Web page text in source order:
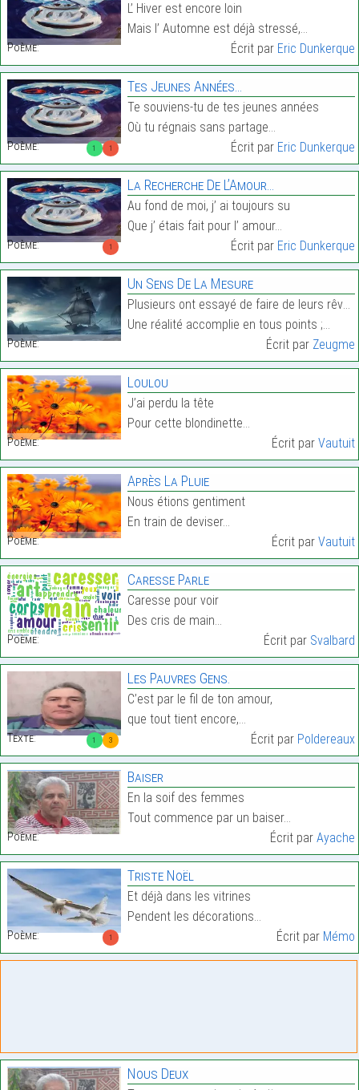
Poème:
L’ Hiver est encore loin
Mais l’ Automne est déjà stressé,…
Écrit par Eric Dunkerque
1 1
Poème:
Tes Jeunes Années…
Te souviens-tu de tes jeunes années
Où tu régnais sans partage…
Écrit par Eric Dunkerque
1
Poème:
La Recherche De L’Amour…
Au fond de moi, j’ ai toujours su
Que j’ étais fait pour l’ amour…
Écrit par Eric Dunkerque
Poème:
Un Sens De La Mesure
Plusieurs ont essayé de faire de leurs rêves
Une réalité accomplie en tous points ;…
Écrit par Zeugme
Poème:
Loulou
J’ai perdu la tête
Pour cette blondinette…
Écrit par Vautuit
Poème:
Après La Pluie
Nous étions gentiment
En train de deviser…
Écrit par Vautuit
Poème:
Caresse Parle
Caresse pour voir
Des cris de main…
Écrit par Svalbard
1 3
Texte:
Les Pauvres Gens.
C’est par le fil de ton amour,
que tout tient encore,…
Écrit par Poldereaux
Poème:
Baiser
En la soif des femmes
Tout commence par un baiser…
Écrit par Ayache
1
Poème:
Triste Noël
Et déjà dans les vitrines
Pendent les décorations…
Écrit par Mémo
Nous Deux